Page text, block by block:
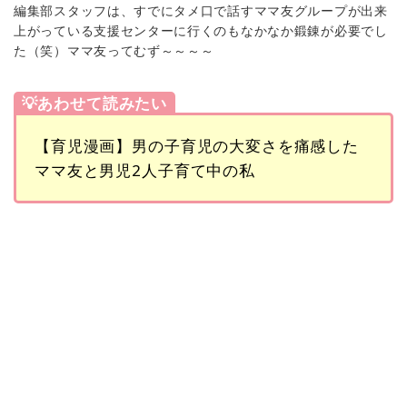
編集部スタッフは、すでにタメ口で話すママ友グループが出来
上がっている支援センターに行くのもなかなか鍛錬が必要でし
た（笑）ママ友ってむず～～～～
💡あわせて読みたい
【育児漫画】男の子育児の大変さを痛感した
ママ友と男児2人子育て中の私